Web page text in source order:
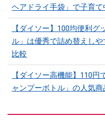
ヘアドライ手袋」で子育て
【ダイソー】100均便利
ル」は優秀で詰め替えし
比較
【ダイソー高機能】110
ャンプーボトル」の人気商